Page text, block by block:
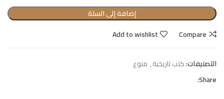
إضافة إلى السلة
Compare
Add to wishlist
التصنيفات:كتب تاريخية, منوع
Share: